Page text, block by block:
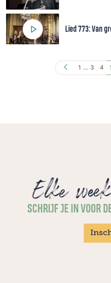
Lied 773: Van
1 ... 3 4
Elke
SCHRIJF JE IN VOOR